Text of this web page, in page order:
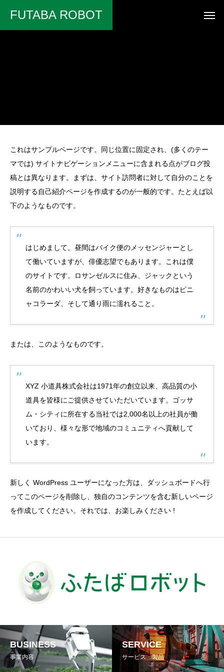
FUTABA ROBOT
これはサンプルページです。同じ位置に固定され、(多くのテー
マでは) サイトナビゲーションメニューに含まれる点がブログ投
稿とは異なります。まずは、サイト訪問者に対して自分のことを
説明する自己紹介ページを作成するのが一般的です。たとえば以
下のようなものです。
はじめまして。昼間はバイク便のメッセンジャーとし
て働いていますが、俳優志望でもあります。これは僕
のサイトです。ロサンゼルスに住み、ジャックという
名前のかわいい犬を飼っています。好きなものはピニ
ャコラーダ、そして通り雨に濡れること。
または、このようなものです。
XYZ 小道具株式会社は1971年の創立以来、高品質の小
道具を皆様にご提供させていただいています。ゴッサ
ム・シティに所在する当社では2,000名以上の社員が働
いており、様々な形で地域のコミュニティへ貢献して
います。
新しく WordPress ユーザーになった方は、 ダッシュボードへ行
ってこのページを削除し、独自のコンテンツを含む新しいページ
を作成してください。それでは、お楽しみください !
BUSINESS
事業内容
SERVICE
サービス・製品